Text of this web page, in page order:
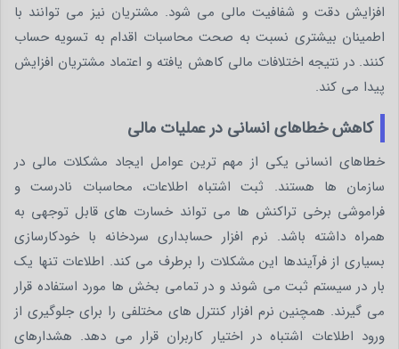
افزایش دقت و شفافیت مالی می شود. مشتریان نیز می توانند با
اطمینان بیشتری نسبت به صحت محاسبات اقدام به تسویه حساب
کنند. در نتیجه اختلافات مالی کاهش یافته و اعتماد مشتریان افزایش
پیدا می کند.
کاهش خطاهای انسانی در عملیات مالی
خطاهای انسانی یکی از مهم ترین عوامل ایجاد مشکلات مالی در
سازمان ها هستند. ثبت اشتباه اطلاعات، محاسبات نادرست و
فراموشی برخی تراکنش ها می تواند خسارت های قابل توجهی به
همراه داشته باشد. نرم افزار حسابداری سردخانه با خودکارسازی
بسیاری از فرآیندها این مشکلات را برطرف می کند. اطلاعات تنها یک
بار در سیستم ثبت می شوند و در تمامی بخش ها مورد استفاده قرار
می گیرند. همچنین نرم افزار کنترل های مختلفی را برای جلوگیری از
ورود اطلاعات اشتباه در اختیار کاربران قرار می دهد. هشدارهای